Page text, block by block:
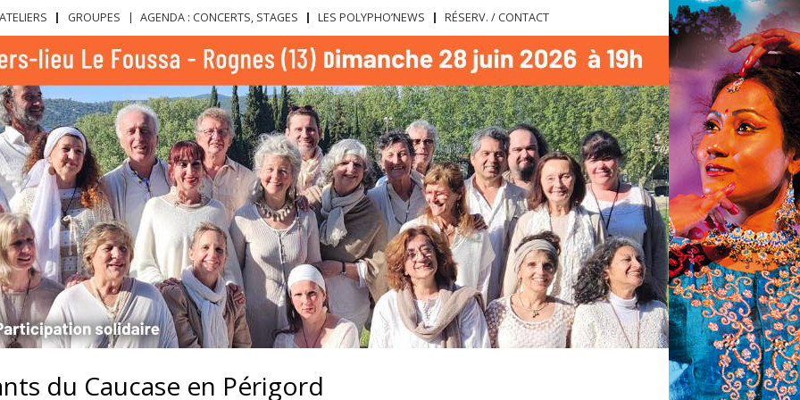
Aller au
principal
ATELIERS GROUPES AGENDA : CONCERTS, STAGES LES POLYPHO’NEWS RÉSERV. / CONTACT
du Caucase en Périgord